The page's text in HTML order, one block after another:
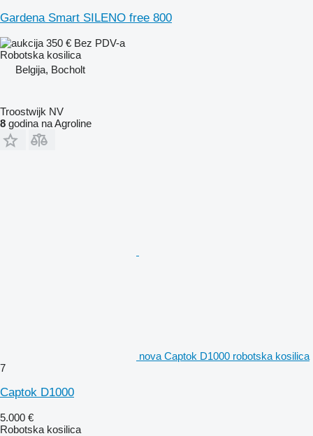
Gardena Smart SILENO free 800
350 € Bez PDV-a
Robotska kosilica
Belgija, Bocholt
Troostwijk NV
8 godina na Agroline
nova Captok D1000 robotska kosilica
7
Captok D1000
5.000 €
Robotska kosilica